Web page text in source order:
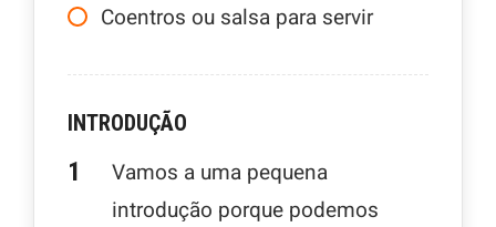
Coentros ou salsa para servir
INTRODUÇÃO
Vamos a uma pequena
introdução porque podemos